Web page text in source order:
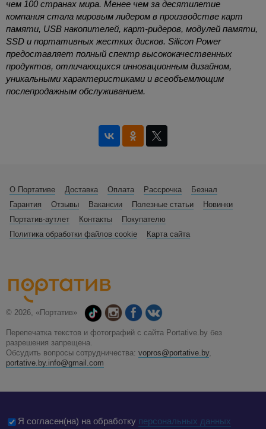
чем 100 странах мира. Менее чем за десятилетие
компания стала мировым лидером в производстве карт
памяти, USB накопителей, карт-ридеров, модулей памяти,
SSD и портативных жестких дисков. Silicon Power
предоставляет полный спектр высококачественных
продуктов, отличающихся инновационным дизайном,
уникальными характеристиками и всеобъемлющим
послепродажным обслуживанием.
О Портативе Доставка Оплата Рассрочка
Безнал
Гарантия
Отзывы Вакансии Полезные статьи
Новинки
Портатив-аутлет
Контакты
Покупателю
Политика обработки файлов cookie
Карта сайта
© 2026, «Портатив»
Перепечатка текстов и фотографий с сайта Portative.by без
разрешения запрещена.
Обсудить вопросы сотрудничества: vopros@portative.by,
portative.by.info@gmail.com
Я согласен(на) на обработку персональных данных